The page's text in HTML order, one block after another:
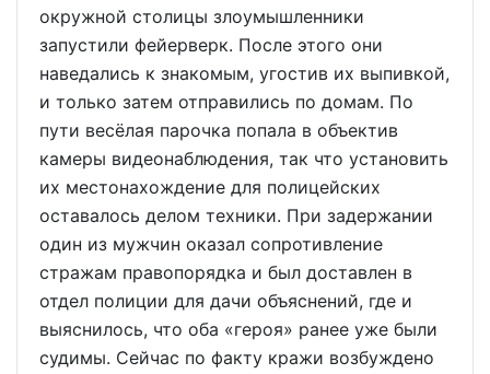
окружной столицы злоумышленники
запустили фейерверк. После этого они
наведались к знакомым, угостив их выпивкой,
и только затем отправились по домам. По
пути весёлая парочка попала в объектив
камеры видеонаблюдения, так что установить
их местонахождение для полицейских
оставалось делом техники. При задержании
один из мужчин оказал сопротивление
стражам правопорядка и был доставлен в
отдел полиции для дачи объяснений, где и
выяснилось, что оба «героя» ранее уже были
судимы. Сейчас по факту кражи возбуждено